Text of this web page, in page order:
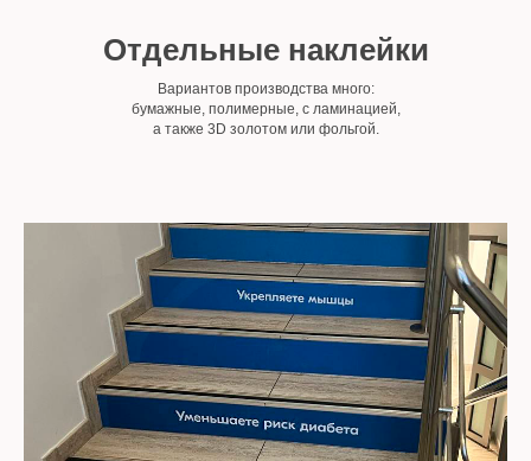
Отдельные наклейки
Вариантов производства много:
бумажные, полимерные, с ламинацией,
а также 3D золотом или фольгой.